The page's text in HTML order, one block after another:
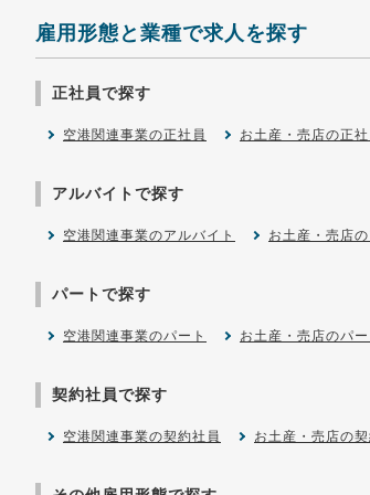
雇用形態と業種で求人を探す
正社員で探す
空港関連事業の正社員 お土産・売店の正社
アルバイトで探す
空港関連事業のアルバイト お土産・売店
パートで探す
空港関連事業のパート お土産・売店のパー
契約社員で探す
空港関連事業の契約社員 お土産・売店の